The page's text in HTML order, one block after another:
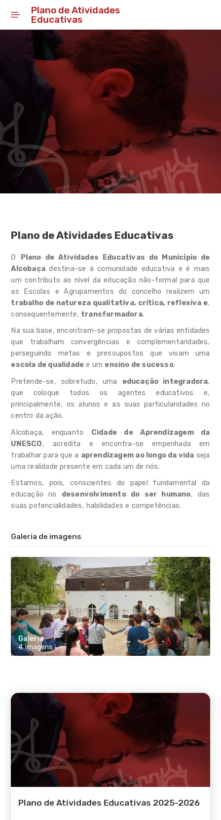
Educar
Guias para a Educação
Juventude em Ação
Projetos Educativos
Plano de Atividades
Educativas
Apoiar
Observar
Informar
Contactar
FAQ's
Plano de Atividades
Educativas
Plano de Atividades Educativas
O Plano de Atividades Educativas do Município de
Alcobaça destina-se à comunidade educativa e é mais
um contributo ao nível da educação não-formal para que
as Escolas e Agrupamentos do concelho realizem um
trabalho de natureza qualitativa, crítica, reflexiva e,
consequentemente, transformadora.
Na sua base, encontram-se propostas de várias entidades
que trabalham convergências e complementaridades,
perseguindo metas e pressupostos que visam uma
escola de qualidade e um ensino de sucesso.
Pretende-se, sobretudo, uma educação integradora,
que coloque todos os agentes educativos e,
principalmente, os alunos e as suas particularidades no
centro da ação.
Alcobaça, enquanto Cidade de Aprendizagem da
UNESCO, acredita e encontra-se empenhada em
trabalhar para que a aprendizagem ao longo da vida seja
uma realidade presente em cada um de nós.
Estamos, pois, conscientes do papel fundamental da
educação no desenvolvimento do ser humano, das
suas potencialidades, habilidades e competências.
Galeria de imagens
Galeria
4 Imagens
Plano de Atividades Educativas 2025-2026